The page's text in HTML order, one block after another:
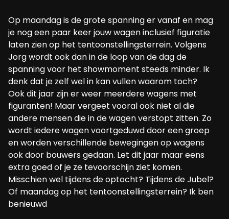
Op maandag is de grote spanning er vanaf en mag
je nog een paar keer jouw wagen inclusief figuratie
laten zien op het tentoonstellingsterrein. Volgens
Jorg wordt ook dan in de loop van de dag de
spanning voor het showmoment steeds minder. Ik
denk dat je zelf wel in kan vullen waarom toch?
Ook dit jaar zijn er weer meerdere wagens met
figuranten! Maar vergeet vooral ook niet al die
andere mensen die in de wagen verstopt zitten. Zo
wordt iedere wagen voortgeduwd door een groep
en worden verschillende bewegingen op wagens
ook door bouwers gedaan. Let dit jaar maar eens
extra goed of je ze tevoorschijn ziet komen.
Misschien wel tijdens de optocht? Tijdens de Jubel?
Of maandag op het tentoonstellingsterrein? Ik ben
benieuwd